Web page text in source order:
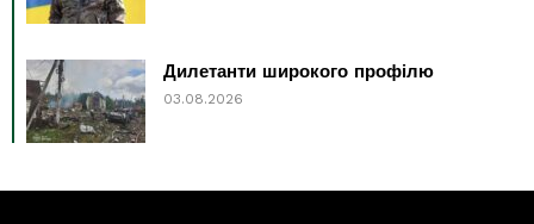
Дилетанти широкого профілю
03.08.2026